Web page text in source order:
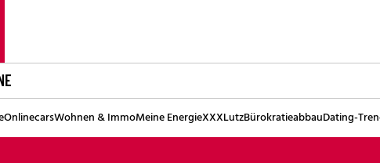
OnlinecarsWohnen & ImmoMeine EnergieXXXLutzBürokratieabbauDating-